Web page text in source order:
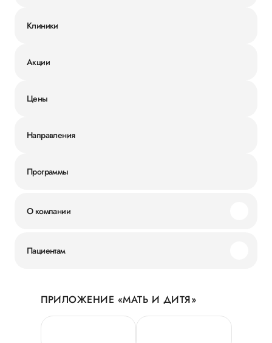
Клиники
Акции
Цены
Направления
Программы
О компании
Новости
Руководство
Пациентам
Личный кабинет
Персональные данные
ПРИЛОЖЕНИЕ «МАТЬ И ДИТЯ»